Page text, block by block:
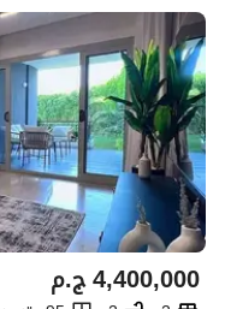
ج.م4,400,000